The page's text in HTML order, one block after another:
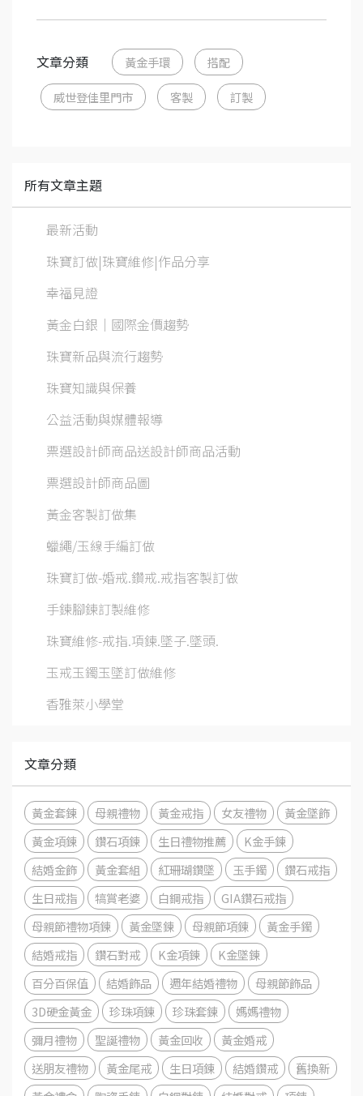
文章分類 黃金手環 搭配
威世登佳里門市 客製 訂製
所有文章主題
最新活動
珠寶訂做|珠寶維修|作品分享
幸福見證
黃金白銀│國際金價趨勢
珠寶新品與流行趨勢
珠寶知識與保養
公益活動與媒體報導
票選設計師商品送設計師商品活動
票選設計師商品圖
黃金客製訂做集
蠟繩/玉線手編訂做
珠寶訂做-婚戒.鑽戒.戒指客製訂做
手鍊腳鍊訂製維修
珠寶維修-戒指.項鍊.墜子.墜頭.
玉戒玉鐲玉墜訂做維修
香雅萊小學堂
文章分類
黃金套鍊 母親禮物 黃金戒指 女友禮物
黃金墜飾
黃金項鍊
鑽石項鍊 生日禮物推薦
K金手鍊
結婚金飾
黃金套組 紅珊瑚鑽墜 玉手鐲
鑽石戒指
生日戒指
犒賞老婆 白鋼戒指
GIA鑽石戒指
母親節禮物項鍊
黃金墜鍊 母親節項鍊
黃金手鐲
結婚戒指
鑽石對戒 K金項鍊
K金墜鍊
百分百保值
結婚飾品 週年結婚禮物
母親節飾品
3D硬金黃金
珍珠項鍊 珍珠套鍊
媽媽禮物
彌月禮物
聖誕禮物 黃金回收
黃金婚戒
送朋友禮物
黃金尾戒 生日項鍊 結婚鑽戒
舊換新